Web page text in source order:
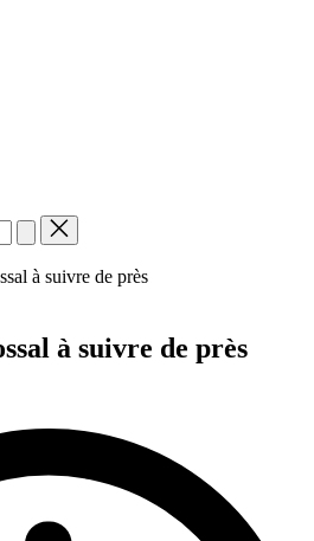
à suivre de près
à suivre de près